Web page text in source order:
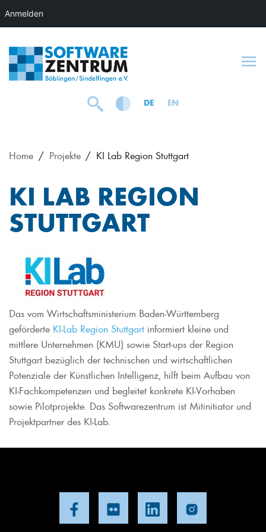
DE EN
Home Projekte KI Lab Region Stuttgart
KI LAB REGION
STUTTGART
Das vom Wirtschaftsministerium Baden-Württemberg
geförderte KI-Lab Region Stuttgart informiert kleine und
mittlere Unternehmen (KMU) sowie Start-ups der Region
Stuttgart bezüglich der technischen und wirtschaftlichen
Potenziale der Künstlichen Intelligenz, hilft beim Aufbau von
KI-Fachkompetenzen und begleitet konkrete KI-Vorhaben
sowie Pilotprojekte. Das Softwarezentrum ist Mitinitiator und
Projektpartner des KI-Lab.
Anmelden